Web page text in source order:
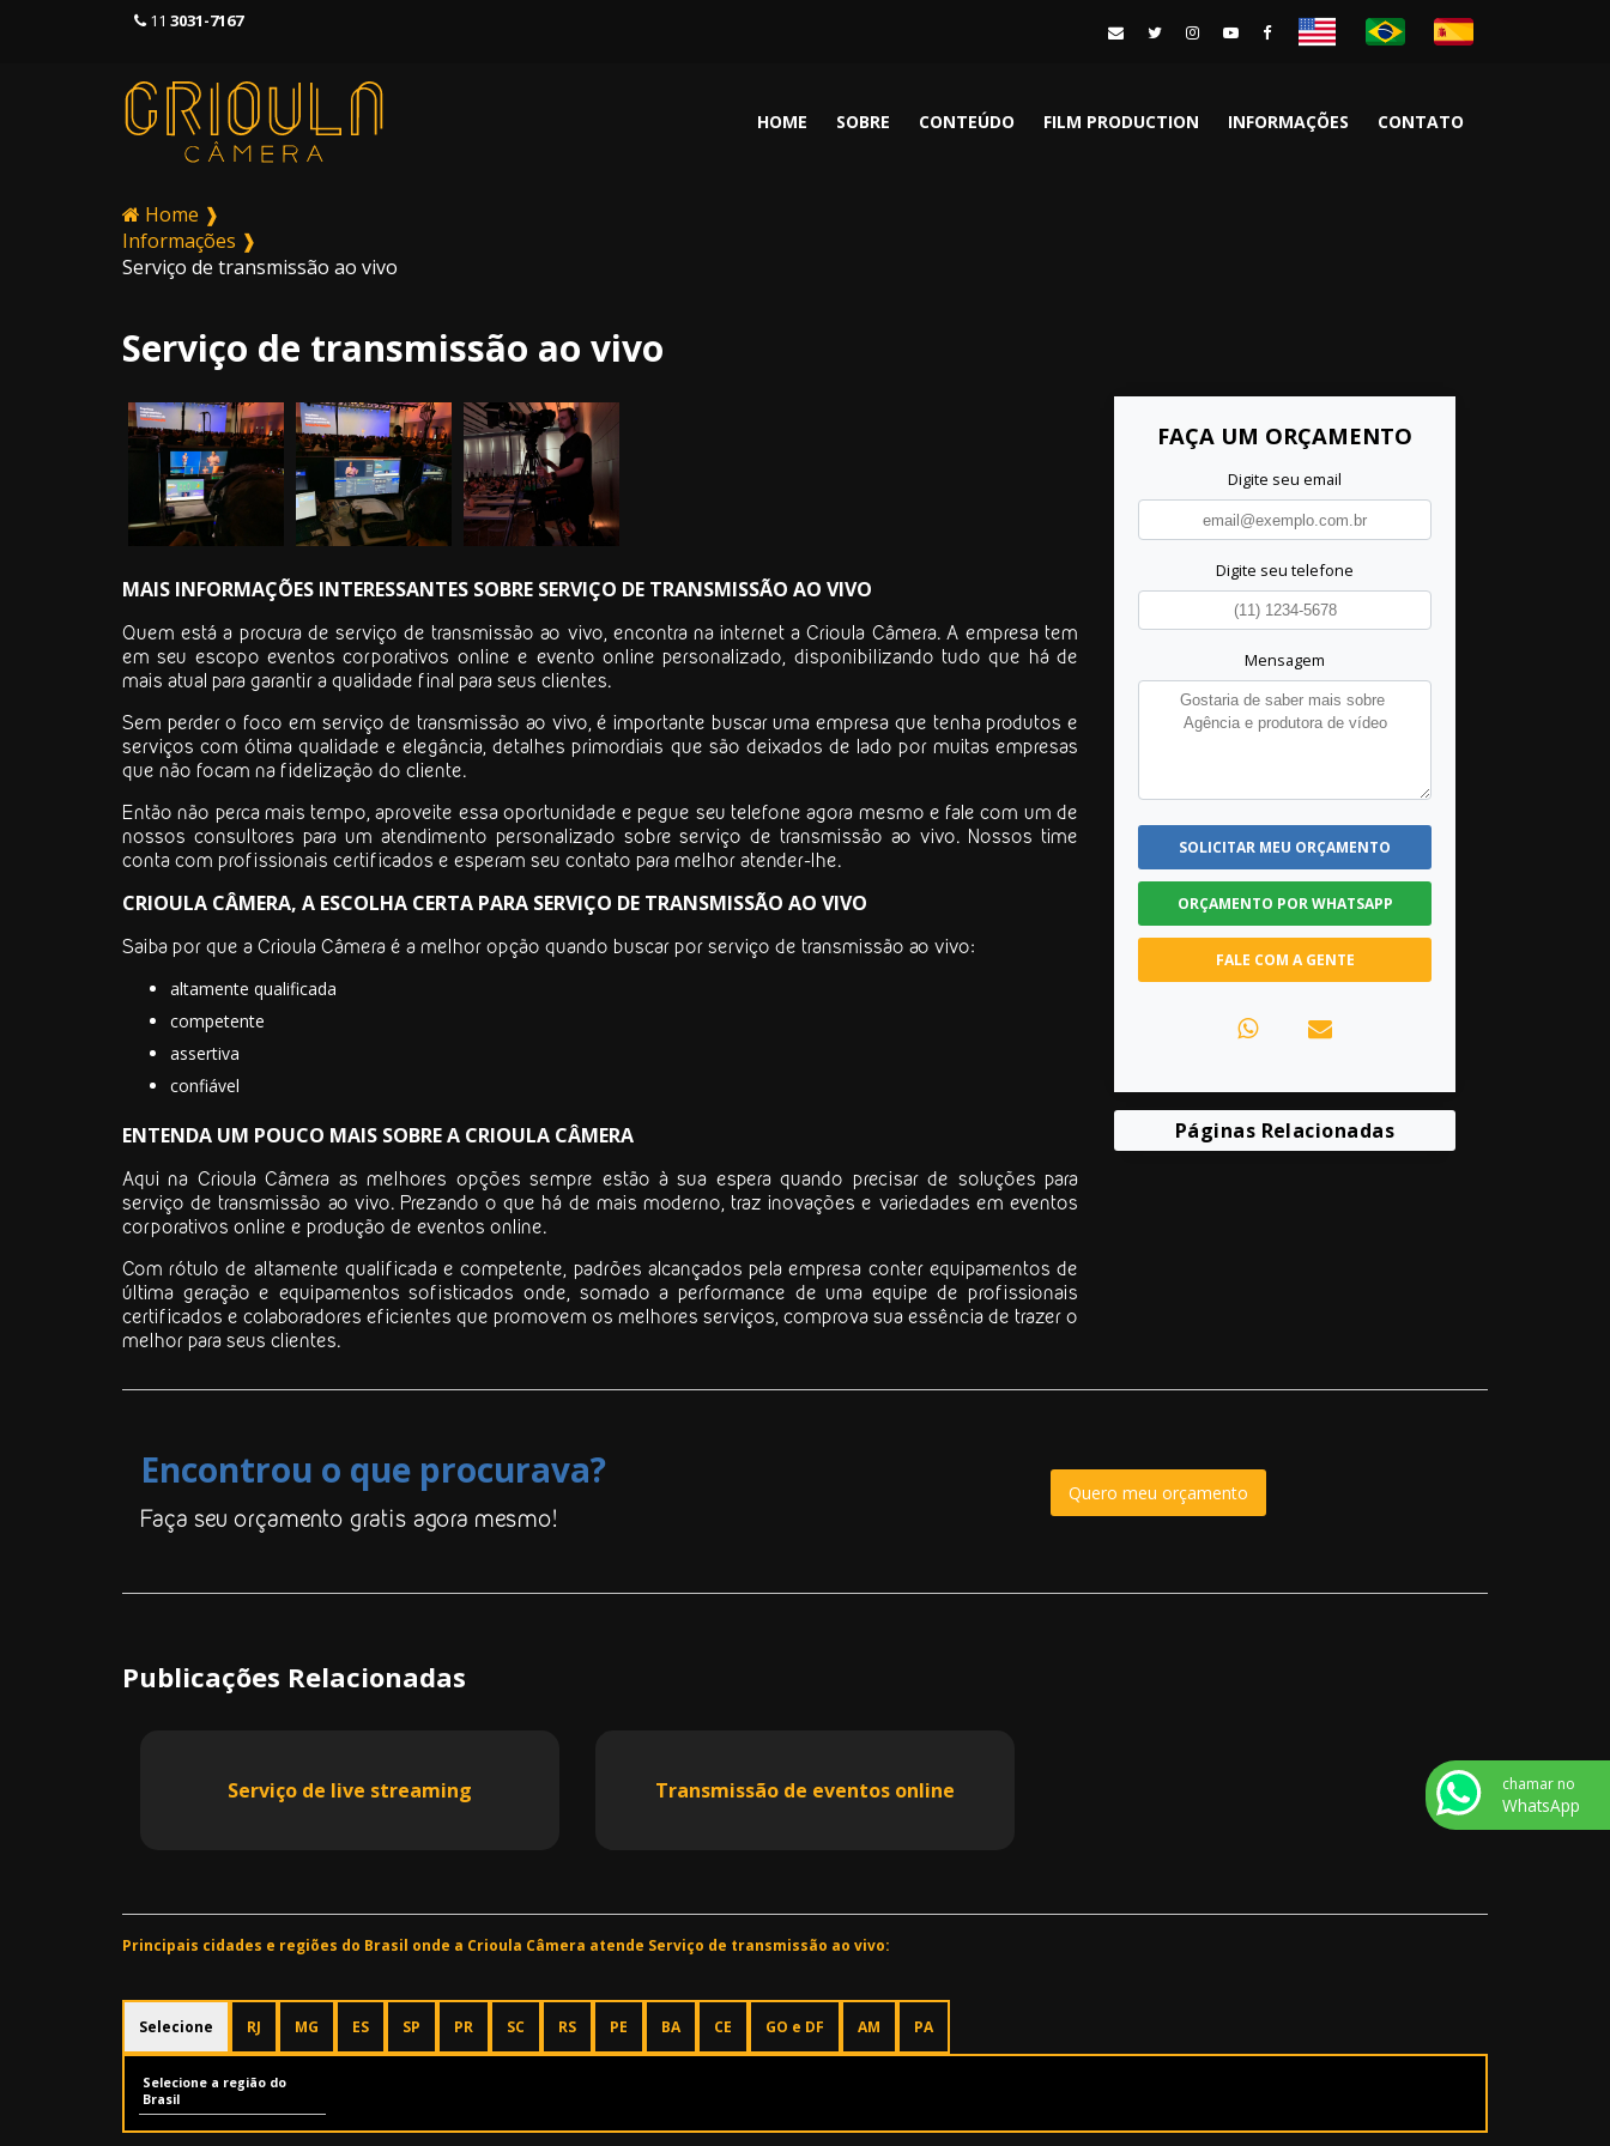
11 3031-7167
HOME SOBRE CONTEÚDO FILM PRODUCTION INFORMAÇÕES CONTATO
Home ❱
Informações ❱
Serviço de transmissão ao vivo
Serviço de transmissão ao vivo
MAIS INFORMAÇÕES INTERESSANTES SOBRE SERVIÇO DE TRANSMISSÃO AO VIVO
Quem está a procura de serviço de transmissão ao vivo, encontra na internet a Crioula Câmera. A empresa tem
em seu escopo eventos corporativos online e evento online personalizado, disponibilizando tudo que há de
mais atual para garantir a qualidade final para seus clientes.
Sem perder o foco em serviço de transmissão ao vivo, é importante buscar uma empresa que tenha produtos e
serviços com ótima qualidade e elegância, detalhes primordiais que são deixados de lado por muitas empresas
que não focam na fidelização do cliente.
Então não perca mais tempo, aproveite essa oportunidade e pegue seu telefone agora mesmo e fale com um de
nossos consultores para um atendimento personalizado sobreserviço de transmissão ao vivo. Nossos time
conta com profissionais certificados e esperam seu contato para melhor atender-lhe.
CRIOULA CÂMERA, A ESCOLHA CERTA PARA SERVIÇO DE TRANSMISSÃO AO VIVO
Saiba por que a Crioula Câmera é a melhor opção quando buscar por serviço de transmissão ao vivo:
altamente qualificada
competente
assertiva
confiável
ENTENDA UM POUCO MAIS SOBRE A CRIOULA CÂMERA
Aqui na Crioula Câmera as melhores opções sempre estão à sua espera quando precisar de soluções para
serviço de transmissão ao vivo. Prezando o que há de mais moderno, traz inovações e variedades em eventos
corporativos online e produção de eventos online.
Com rótulo de altamente qualificada e competente, padrões alcançados pela empresa conter equipamentos de
última geração e equipamentos sofisticados onde, somado a performance de uma equipe de profissionais
certificados e colaboradores eficientes que promovem os melhores serviços, comprova sua essência de trazer o
melhor para seus clientes.
FAÇA UM ORÇAMENTO
Digite seu email
Digite seu telefone
Mensagem
SOLICITAR MEU ORÇAMENTO
ORÇAMENTO POR WHATSAPP
FALE COM A GENTE
Páginas Relacionadas
Encontrou o que procurava?
Faça seu orçamento gratis agora mesmo!
Quero meu orçamento
Publicações Relacionadas
Serviço de live streaming Transmissão de eventos online
Principais cidades e regiões do Brasil onde a Crioula Câmera atende Serviço de transmissão ao vivo:
Selecione RJ MG ES SP PR SC RS PE BA CE GO e DF AM PA
Selecione a região do
Brasil
chamar no
WhatsApp